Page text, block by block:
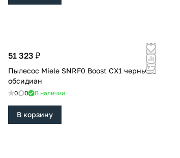
51 323 ₽
Пылесос Miele SNRF0 Boost CX1 черный
обсидиан
0 0 В наличии
В корзину